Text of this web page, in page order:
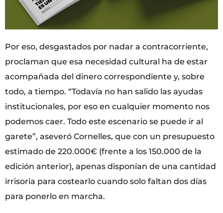
Por eso, desgastados por nadar a contracorriente,
proclaman que esa necesidad cultural ha de estar
acompañada del dinero correspondiente y, sobre
todo, a tiempo. “Todavía no han salido las ayudas
institucionales, por eso en cualquier momento nos
podemos caer. Todo este escenario se puede ir al
garete”, aseveró Cornelles, que con un presupuesto
estimado de 220.000€ (frente a los 150.000 de la
edición anterior), apenas disponían de una cantidad
irrisoria para costearlo cuando solo faltan dos días
para ponerlo en marcha.